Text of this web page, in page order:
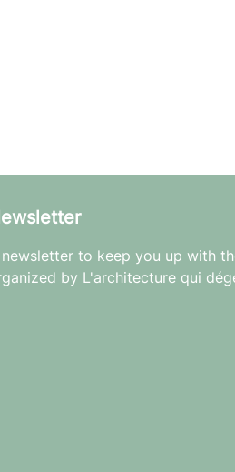
to keep you up with
by L'architecture qui